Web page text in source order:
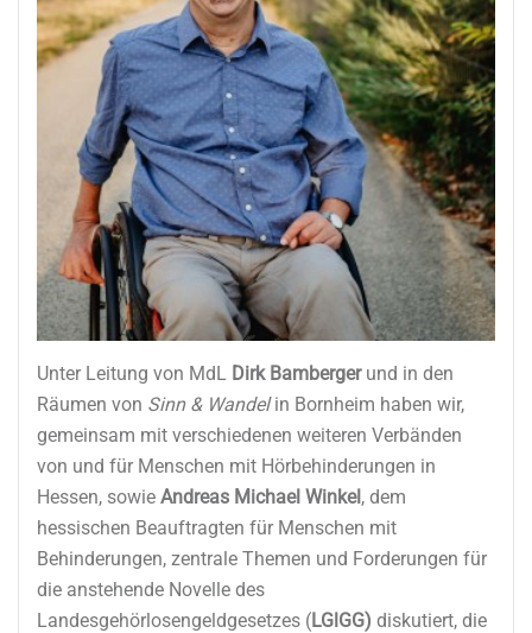
Unter Leitung von MdL Dirk Bambergerund in den
Räumen von Sinn & Wandelin Bornheim haben wir,
gemeinsam mit verschiedenen weiteren Verbänden
von und für Menschen mit Hörbehinderungen in
Hessen, sowie Andreas Michael Winkel, dem
hessischen Beauftragten für Menschen mit
Behinderungen, zentrale Themen und Forderungen für
die anstehende Novelle des
Landesgehörlosengeldgesetzes (LGlGG) diskutiert, die